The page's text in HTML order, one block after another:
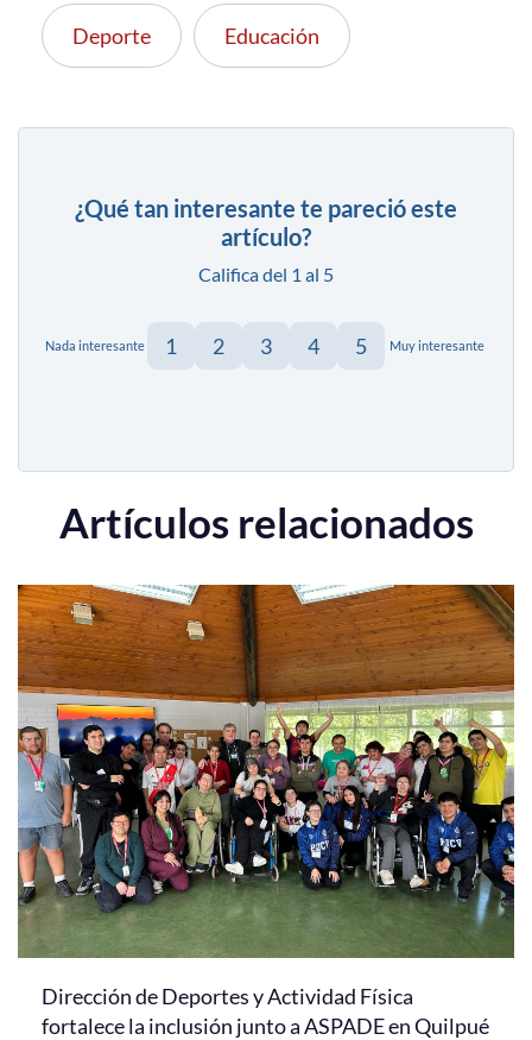
Deporte Educación
¿Qué tan interesante te pareció este
artículo?
Califica del 1 al 5
Nada interesante 1 2 3 4 5 Muy interesante
Artículos relacionados
Dirección de Deportes y Actividad Física
fortalece la inclusión junto a ASPADE en Quilpué